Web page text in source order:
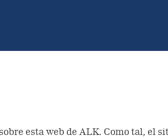
esta web de ALK. Como tal, el